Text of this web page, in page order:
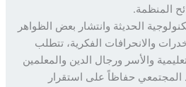
الحديثة وانتشار بعض الظواهر
الفكرية، تتطلب
ورجال الدين والمعلمين
حفاظاً على استقرار